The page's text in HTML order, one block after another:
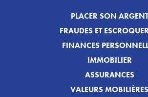
PLACER SON ARGENT
FRAUDES ET
FINANCES
IMMOBILIER
ASSURANCES
VALEURS MOBILIÈRES